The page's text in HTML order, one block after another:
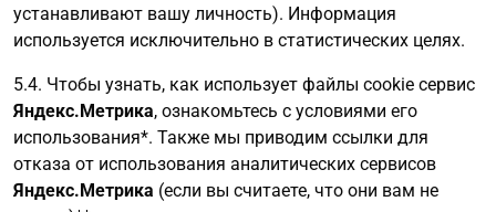
устанавливают вашу личность). Информация
используется исключительно в статистических целях.
5.4. Чтобы узнать, как использует файлы cookie сервис
Яндекс.Метрика, ознакомьтесь с условиями его
использования*. Также мы приводим ссылки для
отказа от использования аналитических сервисов
Яндекс.Метрика (если вы считаете, что они вам не